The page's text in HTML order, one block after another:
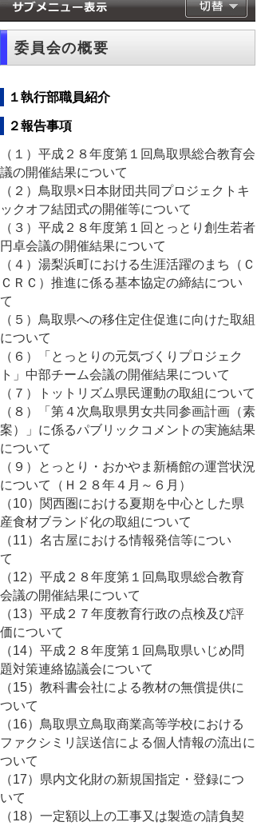
委員会の概要
１執行部職員紹介
２報告事項
（１）平成２８年度第１回鳥取県総合教育会
議の開催結果について
（２）鳥取県×日本財団共同プロジェクトキ
ックオフ結団式の開催等について
（３）平成２８年度第１回とっとり創生若者
円卓会議の開催結果について
（４）湯梨浜町における生涯活躍のまち（Ｃ
ＣＲＣ）推進に係る基本協定の締結につい
て
（５）鳥取県への移住定住促進に向けた取組
について
（６）「とっとりの元気づくりプロジェク
ト」中部チーム会議の開催結果について
（７）トットリズム県民運動の取組について
（８）「第４次鳥取県男女共同参画計画（素
案）」に係るパブリックコメントの実施結果
について
（９）とっとり・おかやま新橋館の運営状況
について（Ｈ２８年４月～６月）
（10）関西圏における夏期を中心とした県
産食材ブランド化の取組について
（11）名古屋における情報発信等につい
て
（12）平成２８年度第１回鳥取県総合教育
会議の開催結果について
（13）平成２７年度教育行政の点検及び評
価について
（14）平成２８年度第１回鳥取県いじめ問
題対策連絡協議会について
（15）教科書会社による教材の無償提供に
ついて
（16）鳥取県立鳥取商業高等学校における
ファクシミリ誤送信による個人情報の流出に
ついて
（17）県内文化財の新規国指定・登録につ
いて
（18）一定額以上の工事又は製造の請負契